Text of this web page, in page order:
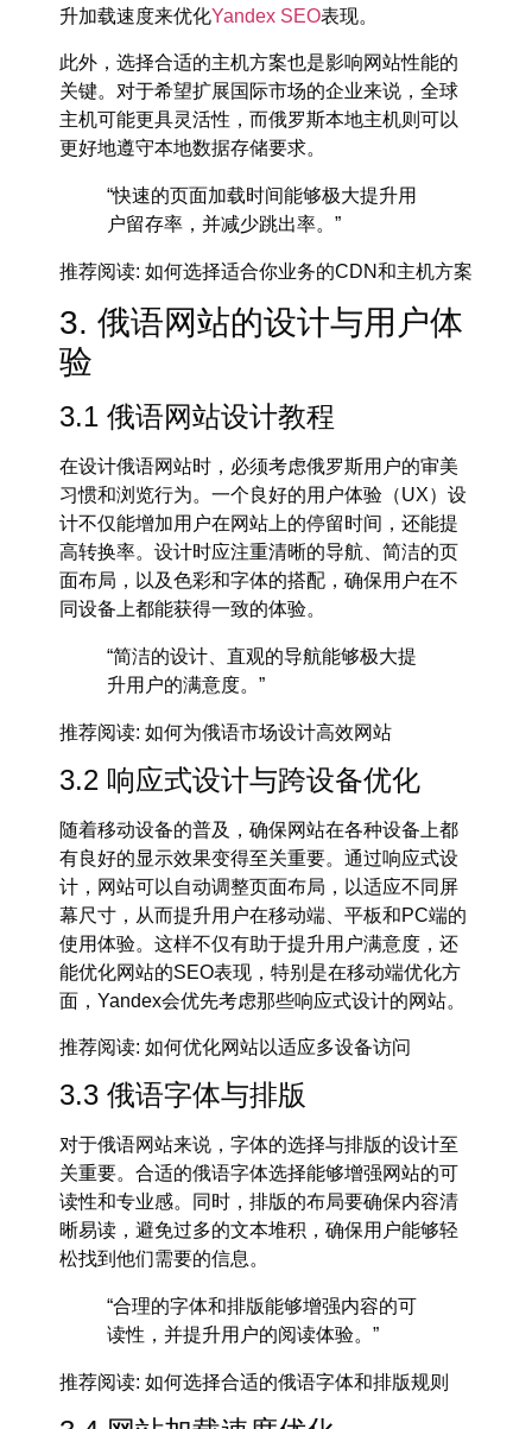
升加载速度来优化Yandex SEO表现。
此外，选择合适的主机方案也是影响网站性能的
关键。对于希望扩展国际市场的企业来说，全球
主机可能更具灵活性，而俄罗斯本地主机则可以
更好地遵守本地数据存储要求。
“快速的页面加载时间能够极大提升用
户留存率，并减少跳出率。”
推荐阅读: 如何选择适合你业务的CDN和主机方案
3. 俄语网站的设计与用户体
验
3.1 俄语网站设计教程
在设计俄语网站时，必须考虑俄罗斯用户的审美
习惯和浏览行为。一个良好的用户体验（UX）设
计不仅能增加用户在网站上的停留时间，还能提
高转换率。设计时应注重清晰的导航、简洁的页
面布局，以及色彩和字体的搭配，确保用户在不
同设备上都能获得一致的体验。
“简洁的设计、直观的导航能够极大提
升用户的满意度。”
推荐阅读: 如何为俄语市场设计高效网站
3.2 响应式设计与跨设备优化
随着移动设备的普及，确保网站在各种设备上都
有良好的显示效果变得至关重要。通过响应式设
计 ，网站可以自动调整页面布局，以适应不同屏
幕尺寸，从而提升用户在移动端、平板和PC端的
使用体验。这样不仅有助于提升用户满意度，还
能优化网站的SEO表现，特别是在移动端优化方
面， Yandex会优先考虑那些响应式设计的网站。
推荐阅读: 如何优化网站以适应多设备访问
3.3 俄语字体与排版
对于俄语网站来说，字体的选择与排版的设计至
关重要。合适的俄语字体选择能够增强网站的可
读性和专业感。同时，排版的布局要确保内容清
晰易读，避免过多的文本堆积，确保用户能够轻
松找到他们需要的信息。
“合理的字体和排版能够增强内容的可
读性，并提升用户的阅读体验。”
推荐阅读: 如何选择合适的俄语字体和排版规则